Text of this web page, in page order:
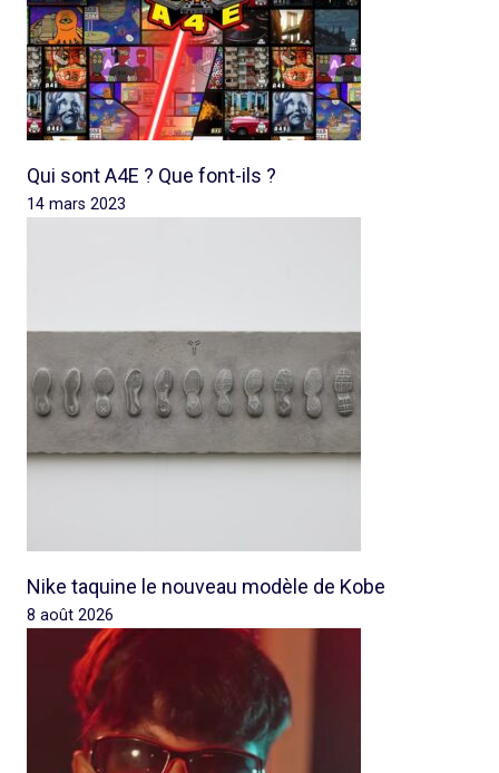
Qui sont A4E ? Que font-ils ?
14 mars 2023
Nike taquine le nouveau modèle de Kobe
8 août 2026